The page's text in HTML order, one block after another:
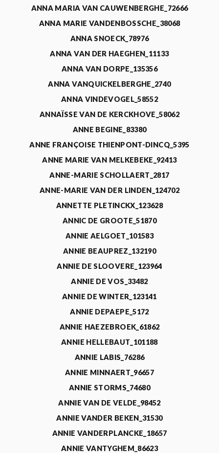
ANNA MARIA VAN CAUWENBERGHE_72666
ANNA MARIE VANDENBOSSCHE_38068
ANNA SNOECK_78976
ANNA VAN DER HAEGHEN_11133
ANNA VAN DORPE_135356
ANNA VANQUICKELBERGHE_2740
ANNA VINDEVOGEL_58552
ANNAÏSSE VAN DE KERCKHOVE_58062
ANNE BEGINE_83380
ANNE FRANÇOISE THIENPONT-DINCQ_5395
ANNE MARIE VAN MELKEBEKE_92413
ANNE-MARIE SCHOLLAERT_2817
ANNE-MARIE VAN DER LINDEN_124702
ANNETTE PLETINCKX_123628
ANNIC DE GROOTE_51870
ANNIE AELGOET_101583
ANNIE BEAUPREZ_132190
ANNIE DE SLOOVERE_123964
ANNIE DE VOS_33482
ANNIE DE WINTER_123141
ANNIE DEPAEPE_5172
ANNIE HAEZEBROEK_61862
ANNIE HELLEBAUT_101188
ANNIE LABIS_76286
ANNIE MINNAERT_96657
ANNIE STORMS_74680
ANNIE VAN DE VELDE_98452
ANNIE VANDER BEKEN_31530
ANNIE VANDERPLANCKE_18657
ANNIE VANTYGHEM_86623